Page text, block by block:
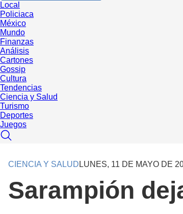
Local
Policiaca
México
Mundo
Finanzas
Análisis
Cartones
Gossip
Cultura
Tendencias
Ciencia y Salud
Turismo
Deportes
Juegos
CIENCIA Y SALUD LUNES, 11 DE MAYO DE
Sarampión